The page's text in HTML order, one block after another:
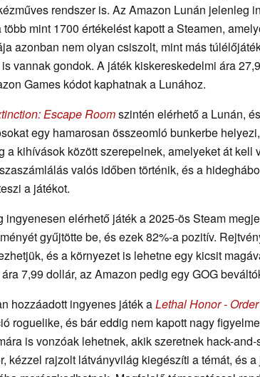
rendszer is. Az Amazon Lunán jelenleg
mint 1700 értékelést kapott a Steamen,
azonban nem olyan csiszolt, mint más
vannak gondok. A játék kiskereskedelmi ára
Games kódot kaphatnak a Lunához.
Escape Roomszintén elérhető a Lunán,
egy hamarosan összeomló bunkerbe
a kihívások között szerepelnek, amelyeket át kell
valós időben történik, és a
a játékot.
ingyenesen elérhető játék a 2025-ös Steam
gyűjtötte be, és ezek 82%-a pozitív.
és a környezet is lehetne egy kicsit
7,99 dollár, az Amazon pedig egy GOG
hozzáadott ingyenes játék aLethal Honor -
roguelike, és bár eddig nem kapott nagy
is vonzóak lehetnek, akik szeretnek hack-
kézzel rajzolt látványvilág kiegészíti a témát, és